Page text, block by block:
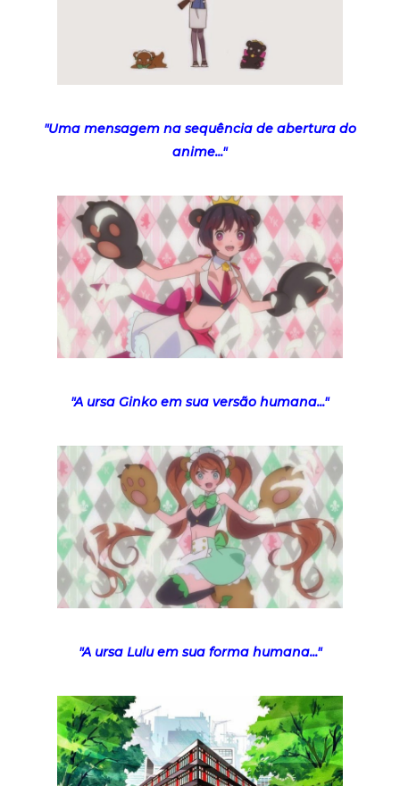
"Uma mensagem na sequência de abertura do
anime..."
"A ursa Ginko em sua versão humana..."
"A ursa Lulu em sua forma humana..."